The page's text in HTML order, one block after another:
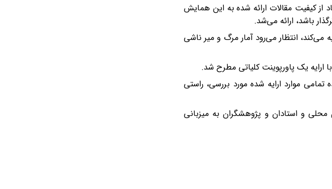
از کیفیت مقالات ارائه شده به این همایش
باشد، ارائه می‌شد.
می‌کند، انتظار می‌رود آمار مرگ و میر ناشی
یک پاورپوینت کلیاتی مطرح شد.
موارد ارایه شده مورد بررسی، راستی
و استادان و پژوهشگران به میزبانی